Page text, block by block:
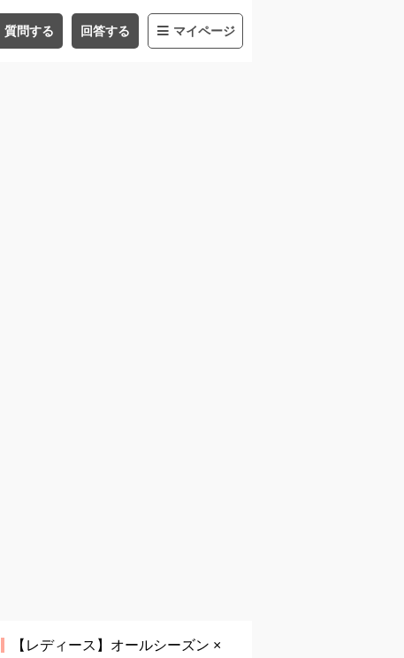
質問する 回答する マイページ
【レディース】 オールシーズン ×